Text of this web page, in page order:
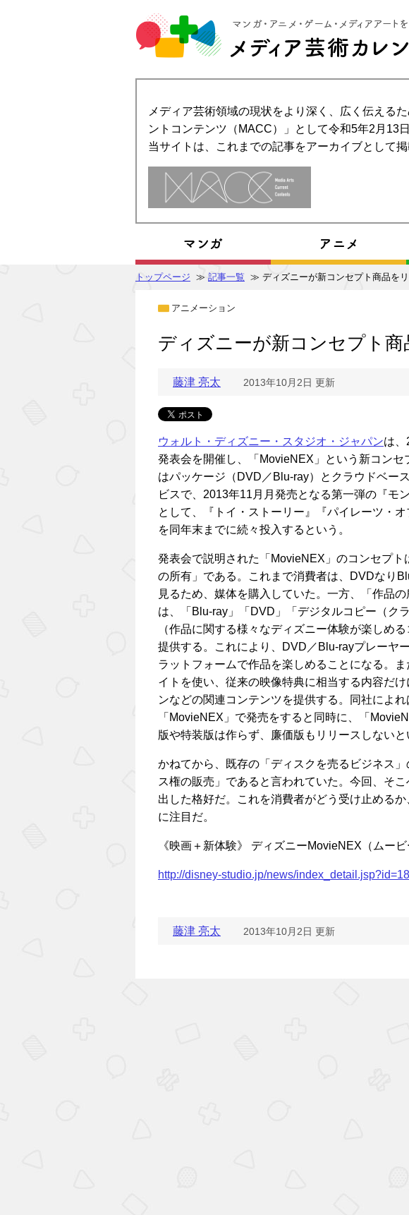
メディア芸術領域の現状をより深く、広く伝える
ントコンテンツ（MACC）」として令和5年2月13
当サイトは、これまでの記事をアーカイブとして掲
トップページ ≫ 記事一覧 ≫ ディズニーが新コンセプト商品を
アニメーション
ディズニーが新コンセプト商
藤津 亮太 2013年10月2日 更新
ウォルト・ディズニー・スタジオ・ジャパンは
発表会を開催し、「MovieNEX」という新コンセ
はパッケージ（DVD／Blu-ray）とクラウドベー
ビスで、2013年11月月発売となる第一弾の『モ
として、『トイ・ストーリー』『パイレーツ・
を同年末までに続々投入するという。
発表会で説明された「MovieNEX」のコンセプ
の所有」である。これまで消費者は、DVDなり
見るため、媒体を購入していた。一方、「作品
は、「Blu-ray」「DVD」「デジタルコピー（ク
（作品に関する様々なディズニー体験が楽しめ
提供する。これにより、DVD／Blu-rayプレーヤ
ラットフォームで作品を楽しめることになる。
イトを使い、従来の映像特典に相当する内容だ
ンなどの関連コンテンツを提供する。同社によ
「MovieNEX」で発売をすると同時に、「
版や特装版は作らず、廉価版もリリースしないと
かねてから、既存の「ディスクを売るビジネス
ス権の販売」であると言われていた。今回、そ
出した格好だ。これを消費者がどう受け止める
に注目だ。
《映画＋新体験》 ディズニーMovieNEX（ムービ
http://disney-studio.jp/news/
藤津 亮太 2013年10月2日 更新